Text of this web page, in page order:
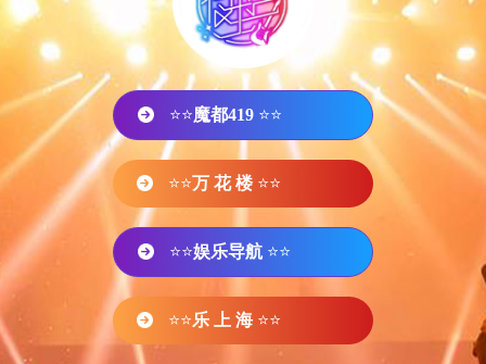
⭐⭐魔都419 ⭐⭐
⭐⭐万 花 楼 ⭐⭐
⭐⭐娱乐导航 ⭐⭐
⭐⭐乐 上 海 ⭐⭐